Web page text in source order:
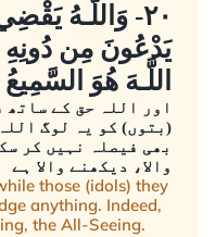
٢٠- وَاللَّـهُ
يَدْعُونَ مِن
اللَّـهَ هُوَ
اور اللہ حق کے
(بتوں) کو یہ لوگ
بھی فیصلہ نہیں کر
والا، دیکھنے والا ہے
those (idols) they
anything. Indeed,
the All-Seeing.